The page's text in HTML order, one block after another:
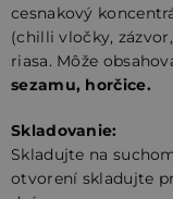
cesnakový
(chilli vločky,
riasa. Môže
sezamu, horčice.
Skladovanie:
Skladujte na
otvorení skladujte